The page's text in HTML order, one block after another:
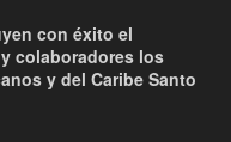
con éxito el
colaboradores los
y del Caribe Santo